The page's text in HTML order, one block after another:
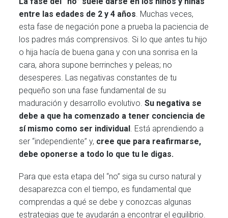
entre las edades de 2 y 4 años. Muchas veces,
esta fase de negación pone a prueba la paciencia de
los padres más comprensivos. Si lo que antes tu hijo
o hija hacía de buena gana y con una sonrisa en la
cara, ahora supone berrinches y peleas; no
desesperes. Las negativas constantes de tu
pequeño son una fase fundamental de su
maduración y desarrollo evolutivo.Su negativa se
debe a que ha comenzado a tener conciencia de
sí mismo como ser individual. Está aprendiendo a
ser “independiente” y, cree que para reafirmarse,
debe oponerse a todo lo que tu le digas.
Para que esta etapa del “no” siga su curso natural y
desaparezca con el tiempo, es fundamental que
comprendas a qué se debe y conozcas algunas
estrategias que te ayudarán a encontrar el equilibrio.